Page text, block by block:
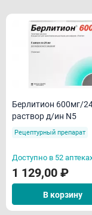
Берлитион 600мг/
раствор д/ин N5
Рецептурный препарат
Доступно в 52
1 129,00 ₽
В корзину